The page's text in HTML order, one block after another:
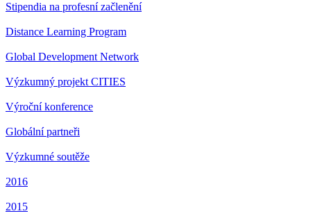
Stipendia na profesní začlenění
Distance Learning Program
Global Development Network
Výzkumný projekt CITIES
Výroční konference
Globální partneři
Výzkumné soutěže
2016
2015